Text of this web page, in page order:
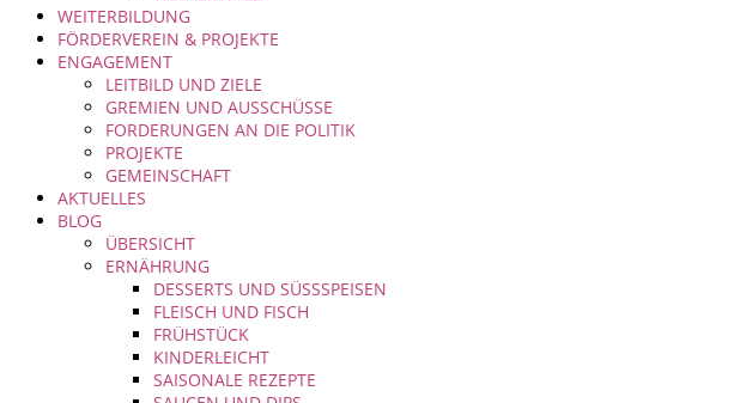
WEITERBILDUNG
FÖRDERVEREIN & PROJEKTE
ENGAGEMENT
LEITBILD UND ZIELE
GREMIEN UND AUSSCHÜSSE
FORDERUNGEN AN DIE POLITIK
PROJEKTE
GEMEINSCHAFT
AKTUELLES
BLOG
ÜBERSICHT
ERNÄHRUNG
DESSERTS UND SÜSSSPEISEN
FLEISCH UND FISCH
FRÜHSTÜCK
KINDERLEICHT
SAISONALE REZEPTE